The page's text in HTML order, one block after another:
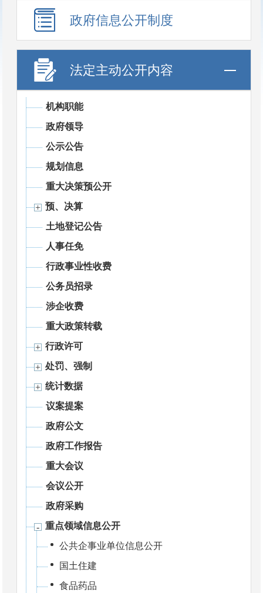
政府信息公开制度
法定主动公开内容
机构职能
政府领导
公示公告
规划信息
重大决策预公开
预、决算
土地登记公告
人事任免
行政事业性收费
公务员招录
涉企收费
重大政策转载
行政许可
处罚、强制
统计数据
议案提案
政府公文
政府工作报告
重大会议
会议公开
政府采购
重点领域信息公开
公共企事业单位信息公开
国土住建
食品药品